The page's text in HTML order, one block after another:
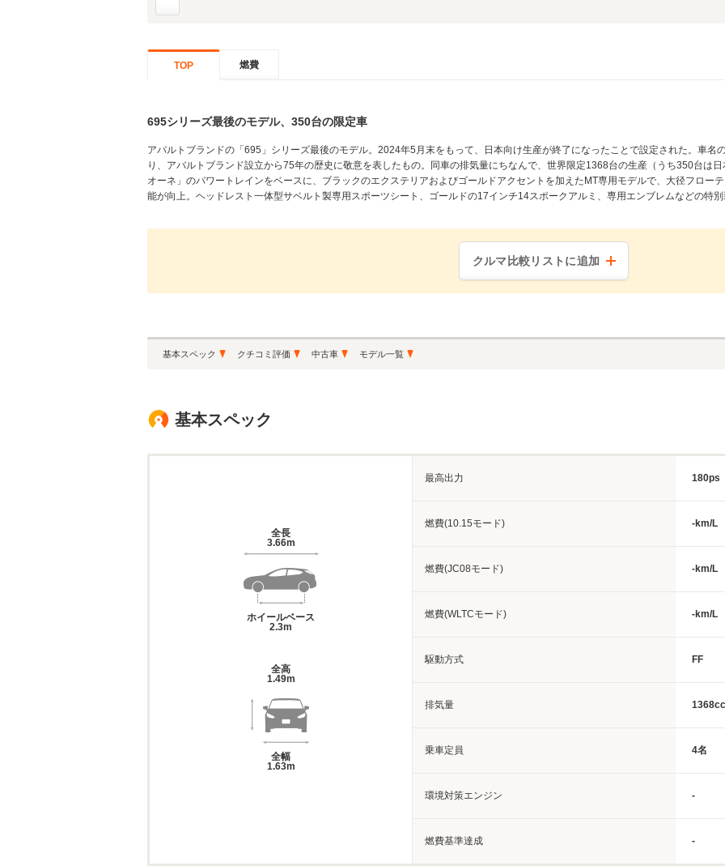
TOP 燃費
695シリーズ最後のモデル、350台の限定車
アバルトブランドの「695」シリーズ最後のモデル。2024年5月末をもって、日本向け生産が終了になったことで設定された。車名
り、アバルトブランド設立から75年の歴史に敬意を表したもの。同車の排気量にちなんで、世界限定1368台の生産（うち350台は
オーネ」のパワートレインをベースに、ブラックのエクステリアおよびゴールドアクセントを加えたMT専用モデルで、大径フロー
能が向上。ヘッドレスト一体型サベルト製専用スポーツシート、ゴールドの17インチ14スポークアルミ、専用エンブレムなどの特
クルマ比較リストに追加
基本スペック クチコミ評価 中古車 モデル一覧
基本スペック
全長
3.66m
ホイールベース
2.3m
全高
1.49m
全幅
1.63m
最高出力 180ps
燃費(10.15モード) -km/L
燃費(JC08モード) -km/L
燃費(WLTCモード) -km/L
駆動方式 FF
排気量 1368cc
乗車定員 4名
環境対策エンジン -
燃費基準達成 -